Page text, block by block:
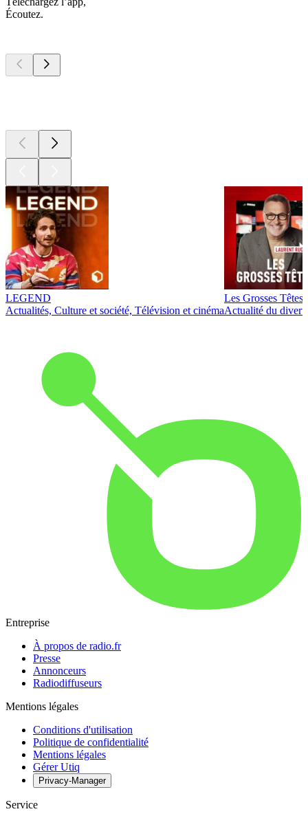
Écoutez.
LEGEND
Actualités, Culture et société, Télévision et cinéma
Les Grosses Têtes
Actualité du
Entreprise
À propos de radio.fr
Presse
Annonceurs
Radiodiffuseurs
Mentions légales
Conditions d'utilisation
Politique de confidentialité
Mentions légales
Gérer Utiq
Privacy-Manager
Service